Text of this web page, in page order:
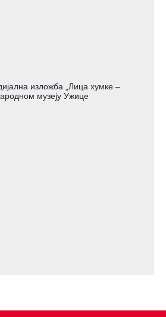
изложба „Лица хумке –
музеју Ужице